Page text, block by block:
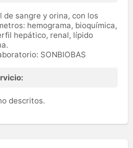
de sangre y orina, con los
hemograma, bioquímica,
hepático, renal, lípido
SONBIOBAS
descritos.